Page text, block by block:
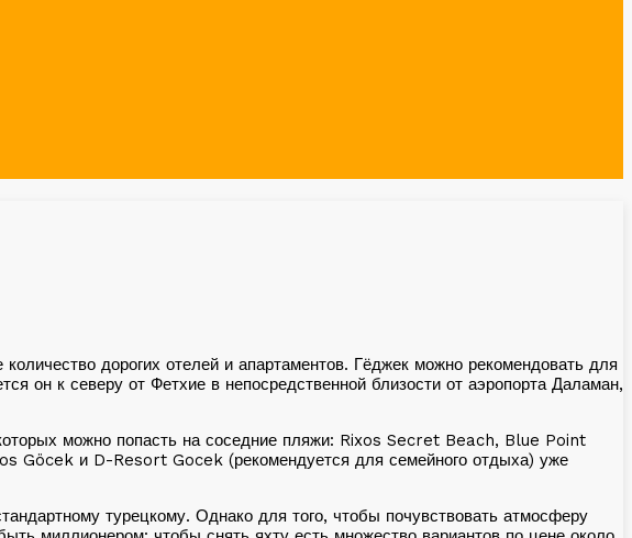
дорогих отелей и апартаментов. Гёджек можно рекомендовать для
он к северу от Фетхие в непосредственной близости от аэропорта Даламан,
можно попасть на соседние пляжи: Rixos Secret Beach, Blue Point
Göcek и D-Resort Gocek (рекомендуется для семейного отдыха) уже
турецкому. Однако для того, чтобы почувствовать атмосферу